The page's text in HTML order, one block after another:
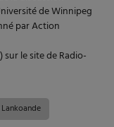
de Winnipeg
par Action
le site de Radio-